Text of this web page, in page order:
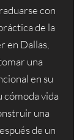
con
de la
en Dallas,
una
en su
cómoda vida
una
de un